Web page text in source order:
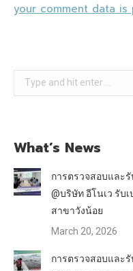
your comment data is
Search:
What’s News
การตรวจสอบและ
@บริษัท อีโนเว รับ
สาขาวังน้อย
March 20, 2026
การตรวจสอบและ